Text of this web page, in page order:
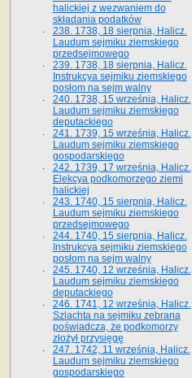
halickiej z wezwaniem do
składania podatków
238. 1738, 18 sierpnia, Halicz.
Laudum sejmiku ziemskiego
przedsejmowego
239. 1738, 18 sierpnia, Halicz.
Instrukcya sejmiku ziemskiego
posłom na sejm walny
240. 1738, 15 września, Halicz.
Laudum sejmiku ziemskiego
deputackiego
241. 1739, 15 września, Halicz.
Laudum sejmiku ziemskiego
gospodarskiego
242. 1739, 17 września, Halicz.
Elekcya podkomorzego ziemi
halickiej
243. 1740, 15 sierpnia, Halicz.
Laudum sejmiku ziemskiego
przedsejmowego
244. 1740, 15 sierpnia, Halicz.
Instrukcya sejmiku ziemskiego
posłom na sejm walny
245. 1740, 12 września, Halicz.
Laudum sejmiku ziemskiego
deputackiego
246. 1741, 12 września, Halicz.
Szlachta na sejmiku zebrana
poświadcza, że podkomorzy
złożył przysięgę
247. 1742, 11 września, Halicz.
Laudum sejmiku ziemskiego
gospodarskiego